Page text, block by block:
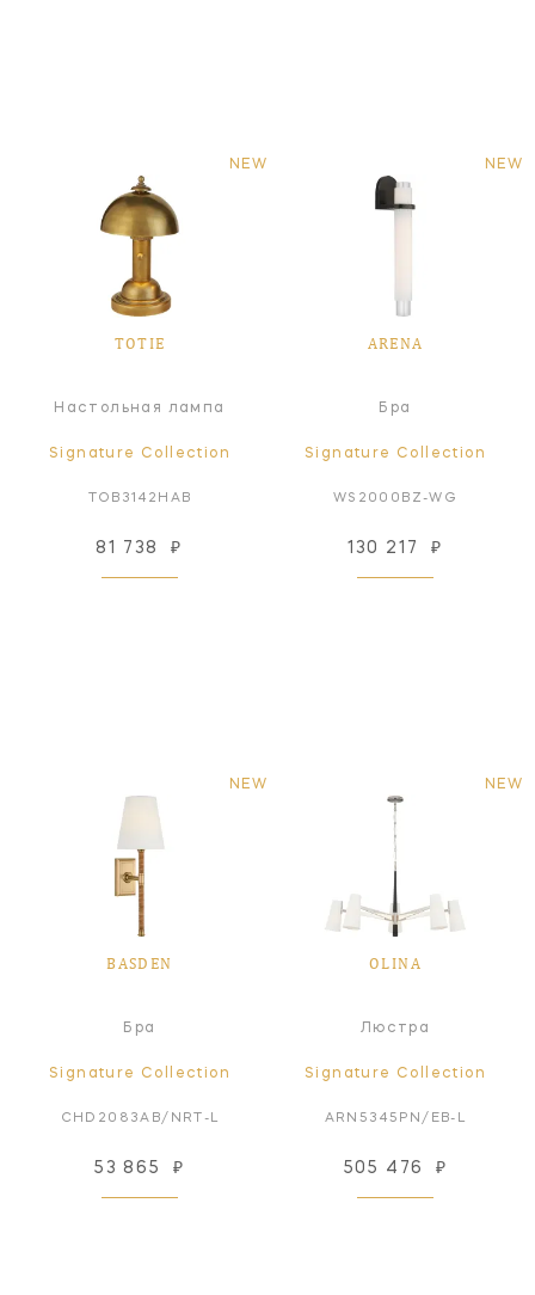
NEW
TOTIE
Настольная лампа
Signature Collection
TOB3142HAB
81 738 ₽
NEW
ARENA
Бра
Signature Collection
WS2000BZ-WG
130 217 ₽
NEW
BASDEN
Бра
Signature Collection
CHD2083AB/NRT-L
53 865 ₽
NEW
OLINA
Люстра
Signature Collection
ARN5345PN/EB-L
505 476 ₽